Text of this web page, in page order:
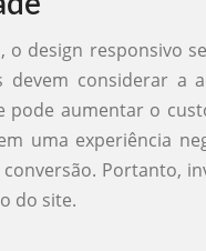
o design responsivo
devem considerar a
pode aumentar o
uma experiência
Portanto,
do site.